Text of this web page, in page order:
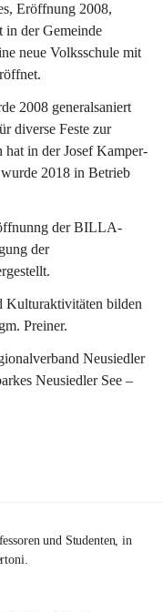
Eröffnung 2008,
in der Gemeinde
neue Volksschule mit
2008 generalsaniert
diverse Feste zur
in der Josef Kamper-
2018 in Betrieb
der BILLA-
der
Kulturaktivitäten bilden
Preiner.
Neusiedler
Neusiedler See –
und Studenten, in